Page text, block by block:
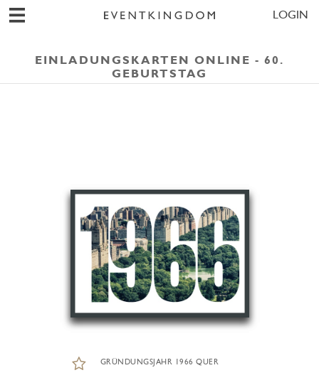
LOGIN
EINLADUNGSKARTEN ONLINE - 60.
GEBURTSTAG
GRÜNDUNGSJAHR 1966 QUER